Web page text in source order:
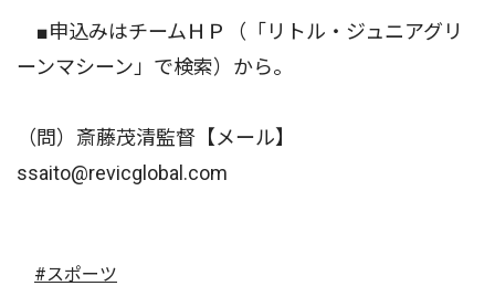
■申込みはチームＨＰ（「リトル・ジュニアグリ
ーンマシーン」で検索）から。
（問）斎藤茂清監督【メール】
ssaito@revicglobal.com
#スポーツ